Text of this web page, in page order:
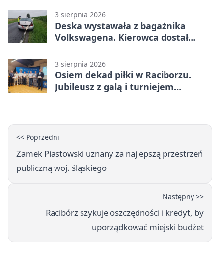
3 sierpnia 2026
Deska wystawała z bagażnika
Volkswagena. Kierowca dostał
3 sierpnia 2026
Osiem dekad piłki w Raciborzu.
Jubileusz z galą i turniejem
<< Poprzedni
Zamek Piastowski uznany za najlepszą przestrzeń
publiczną woj. śląskiego
Następny >>
Racibórz szykuje oszczędności i kredyt, by
uporządkować miejski budżet